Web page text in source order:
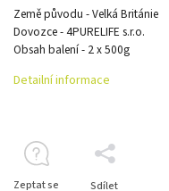
Země původu - Velká Británie
Dovozce - 4PURELIFE s.r.o.
Obsah balení - 2 x 500g
Detailní informace
Zeptat se Sdílet